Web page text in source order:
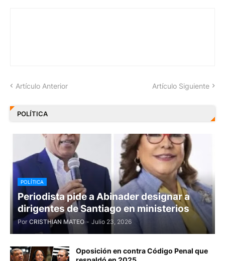
Artículo Anterior Artículo Siguiente
POLÍTICA
POLÍTICA
Periodista pide a Abinader designar a
dirigentes de Santiago en ministerios
Por CRISTHIAN MATEO - Julio 23, 2026
Oposición en contra Código Penal que